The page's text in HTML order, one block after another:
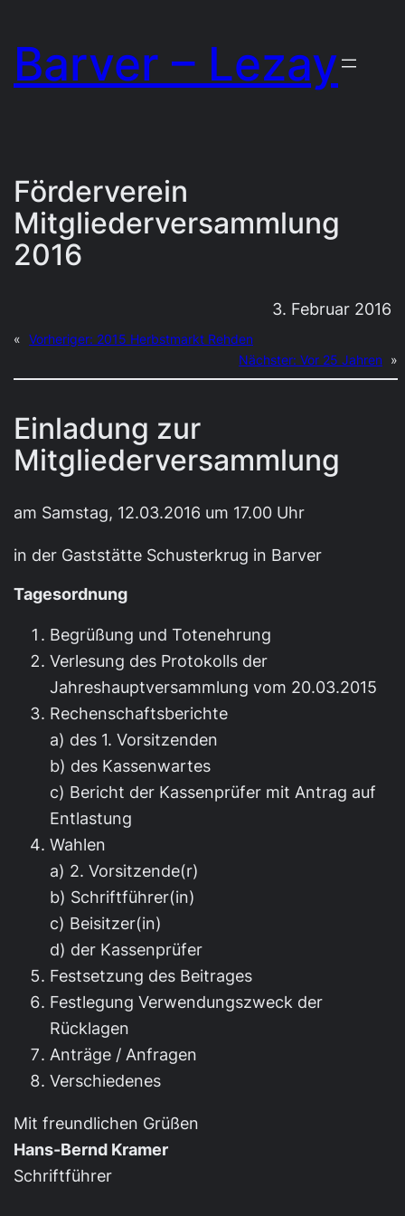
Inhalt
springen
Barver – Lezay
Förderverein
Mitgliederversammlung
2016
3. Februar 2016
« Vorheriger: 2015 Herbstmarkt Rehden
Nächster: Vor 25 Jahren »
Einladung zur
Mitgliederversammlung
am Samstag, 12.03.2016 um 17.00 Uhr
in der Gaststätte Schusterkrug in Barver
Tagesordnung
Begrüßung und Totenehrung
Verlesung des Protokolls der
Jahreshauptversammlung vom 20.03.2015
Rechenschaftsberichte
a) des 1. Vorsitzenden
b) des Kassenwartes
c) Bericht der Kassenprüfer mit Antrag auf
Entlastung
Wahlen
a) 2. Vorsitzende(r)
b) Schriftführer(in)
c) Beisitzer(in)
d) der Kassenprüfer
Festsetzung des Beitrages
Festlegung Verwendungszweck der
Rücklagen
Anträge / Anfragen
Verschiedenes
Mit freundlichen Grüßen
Hans-Bernd Kramer
Schriftführer